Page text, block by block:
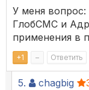
У меня
ГлобСМС и
применения в
+1 – Ответить
5. chagbig